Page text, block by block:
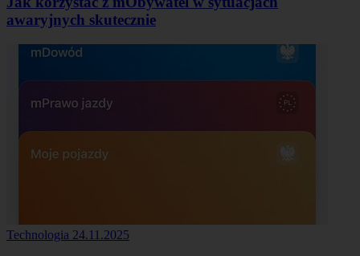
awaryjnych skutecznie
Technologia 24.11.2025